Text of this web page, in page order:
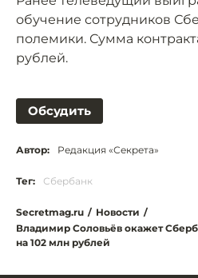
обучение сотрудников
полемики. Сумма
рублей.
Обсудить
Автор: Редакция «Секрета»
Тег: Сбербанк
Secretmag.ru / Новости /
Владимир Соловьёв окажет
на 102 млн рублей